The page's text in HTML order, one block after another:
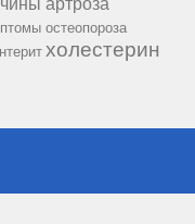
остеопороза
холестерин